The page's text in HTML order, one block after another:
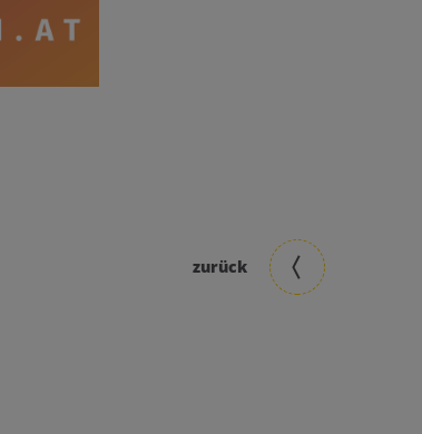
zurück